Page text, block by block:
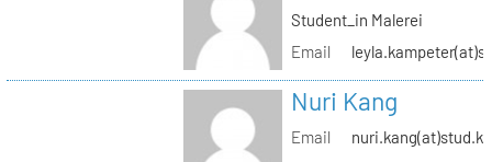
Student_in Malerei
Email
Nuri Kang
Email